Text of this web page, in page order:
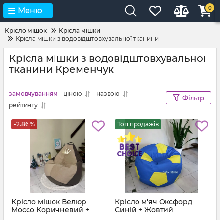
Меню 0
Крісло мішок
Крісла мішки
Крісла мішки з водовідштовхувальної тканини
Крісла мішки з водовідштовхувальної
тканини Кременчук
замовчуванням ціною
назвою
рейтингу
Фільтр
-2.86 %
Крісло мішок Велюр
Mocco Коричневий +
Топ продажів
Крісло м'яч Оксфорд
Синій + Жовтий